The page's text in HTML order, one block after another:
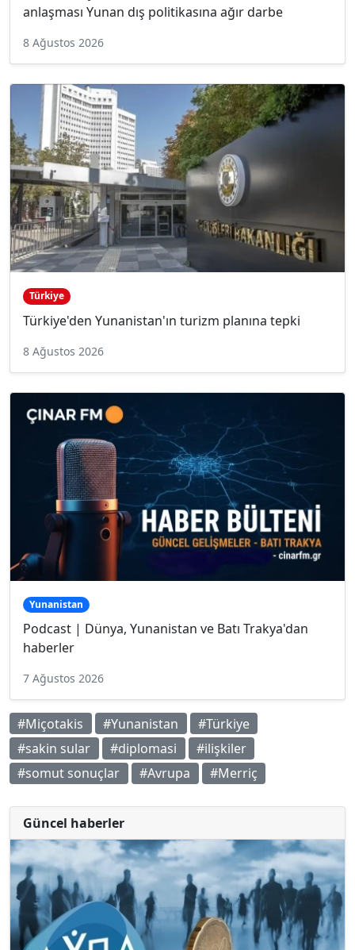
anlaşması Yunan dış politikasına ağır darbe
8 Ağustos 2026
Türkiye
Türkiye'den Yunanistan'ın turizm planına tepki
8 Ağustos 2026
Yunanistan
Podcast | Dünya, Yunanistan ve Batı Trakya'dan
haberler
7 Ağustos 2026
#Miçotakis #Yunanistan
#Türkiye
#sakin sular
#diplomasi
#ilişkiler
#somut sonuçlar
#Avrupa #Merriç
Güncel haberler